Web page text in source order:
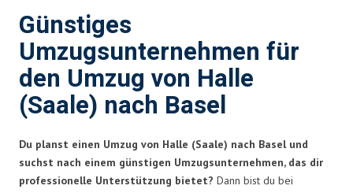
Günstiges
Umzugsunternehmen für
den Umzug von Halle
(Saale) nach Basel
Du planst einen Umzug von Halle (Saale) nach Basel und
suchst nach einem günstigen Umzugsunternehmen, das dir
professionelle Unterstützung bietet? Dann bist du bei